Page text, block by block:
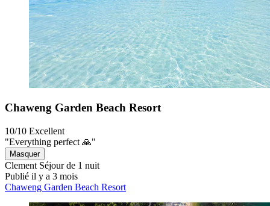
Chaweng Garden Beach Resort
10/10 Excellent
"Everything perfect 🙏"
Masquer
Clement Séjour de 1 nuit
Publié il y a 3 mois
Chaweng Garden Beach Resort